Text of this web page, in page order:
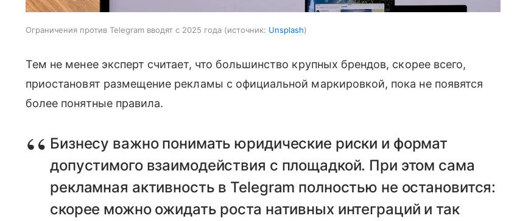
Ограничения против Telegram вводят с 2025 года источник: Unsplash
Тем не менее эксперт считает, что большинство крупных брендов, скорее всего,
приостановят размещение рекламы с официальной маркировкой, пока не появятся
более понятные правила.
Бизнесу важно понимать юридические риски и формат
допустимого взаимодействия с площадкой. При этом сама
рекламная активность в Telegram полностью не остановится:
скорее можно ожидать роста нативных интеграций и так